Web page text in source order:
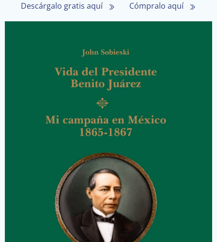
Descárgalo gratis aquí Cómpralo aquí